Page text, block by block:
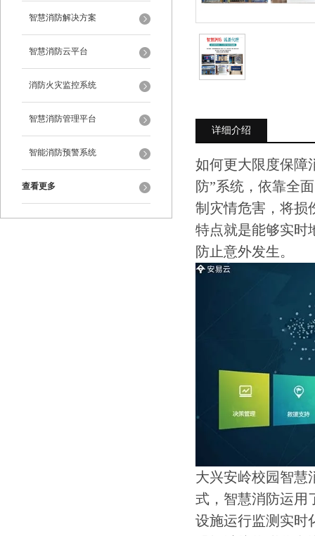
智慧消防解决方案
智慧消防云平台
消防火灾监控系统
智慧消防管理平台
智能消防预警系统
查看更多
详细介绍
如何更大限度保障
防”系统，依靠全
制灾情危害，将损
特点就是能够实时
防止意外发生。
大兴安岭校园智慧
式，智慧消防运用
设施运行监测实时